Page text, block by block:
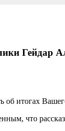
Гейдар
об итогах
что